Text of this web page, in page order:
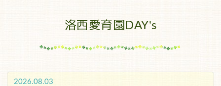
洛西愛育園DAY's
2026.08.03